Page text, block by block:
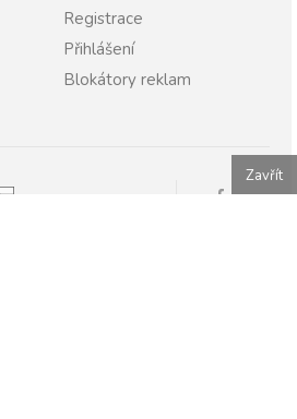
Registrace
Přihlášení
Blokátory reklam
Zavřít